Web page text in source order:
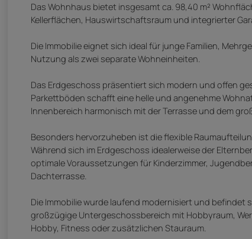
Das Wohnhaus bietet insgesamt ca. 98,40 m²
Kellerflächen, Hauswirtschaftsraum und integrierter
Die Immobilie eignet sich ideal für junge Familien,
Nutzung als zwei separate Wohneinheiten.
Das Erdgeschoss präsentiert sich modern und offen
Parkettböden schafft eine helle und angenehme
Innenbereich harmonisch mit der Terrasse und dem
Besonders hervorzuheben ist die flexible
Während sich im Erdgeschoss idealerweise der
optimale Voraussetzungen für Kinderzimmer,
Dachterrasse.
Die Immobilie wurde laufend modernisiert und
großzügige Untergeschossbereich mit Hobbyraum,
Hobby, Fitness oder zusätzlichen Stauraum.